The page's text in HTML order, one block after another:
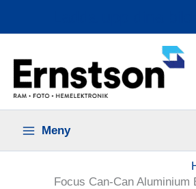
Meny
Focus Can-Can Aluminium